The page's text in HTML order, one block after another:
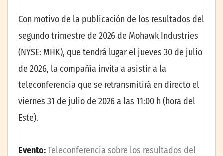
Con motivo de la publicación de los resultados del
segundo trimestre de 2026 de Mohawk Industries
(NYSE: MHK), que tendrá lugar el jueves 30 de julio
de 2026, la compañía invita a asistir a la
teleconferencia que se retransmitirá en directo el
viernes 31 de julio de 2026 a las 11:00 h (hora del
Este).
Evento:Teleconferencia sobre los resultados del